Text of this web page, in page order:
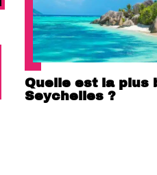
Quelle est la plus
Seychelles ?